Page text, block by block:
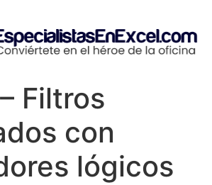
Filtros
con
lógicos